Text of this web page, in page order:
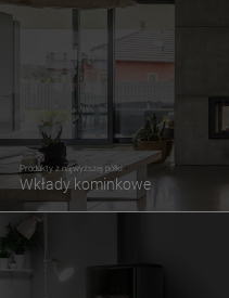
Produkty z najwyższej półki
Wkłady kominkowe